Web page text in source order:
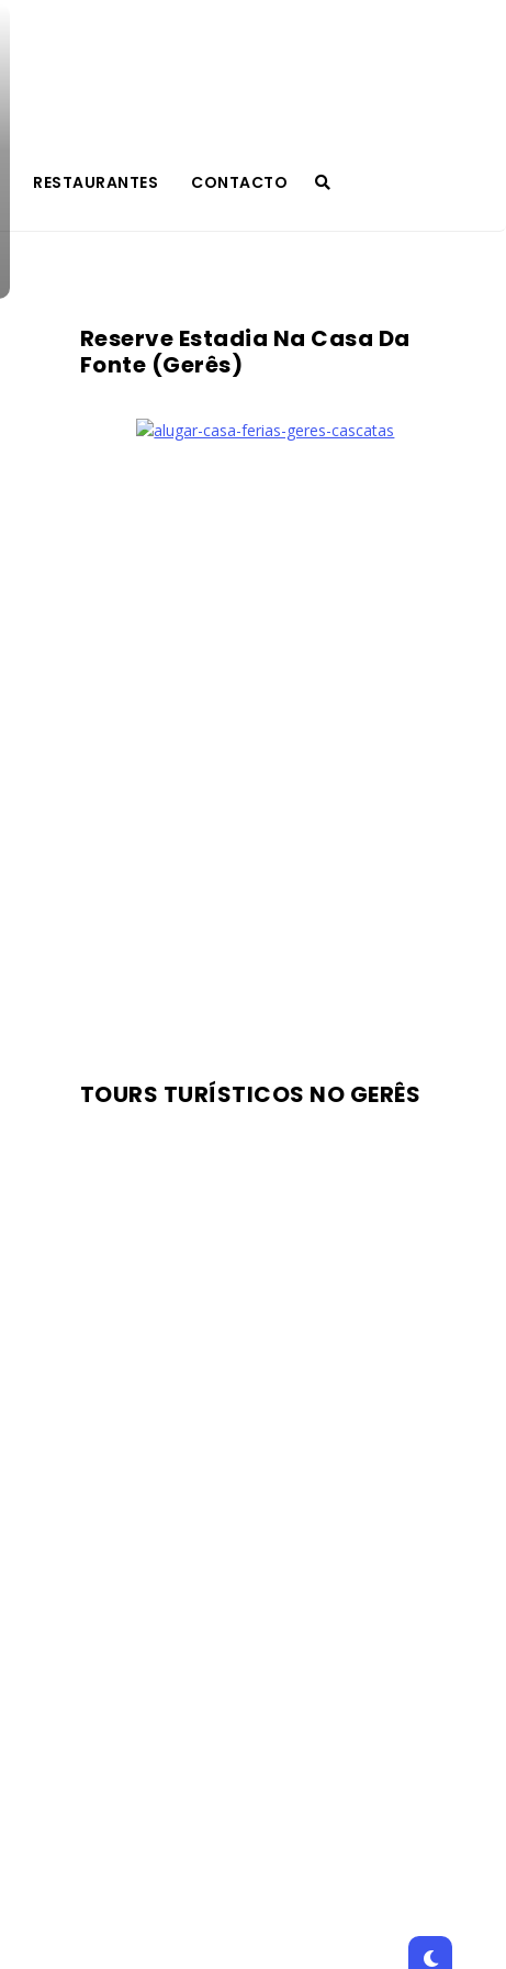
RESTAURANTES CONTACTO
Reserve Estadia Na Casa Da
Fonte (Gerês)
TOURS TURÍSTICOS NO GERÊS